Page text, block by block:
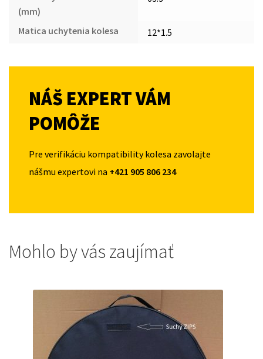
(mm)
Matica uchytenia kolesa 12*1.5
NÁŠ EXPERT VÁM
POMÔŽE
Pre verifikáciu kompatibility kolesa zavolajte
nášmu expertovi na +421 905 806 234
Mohlo by vás zaujímať